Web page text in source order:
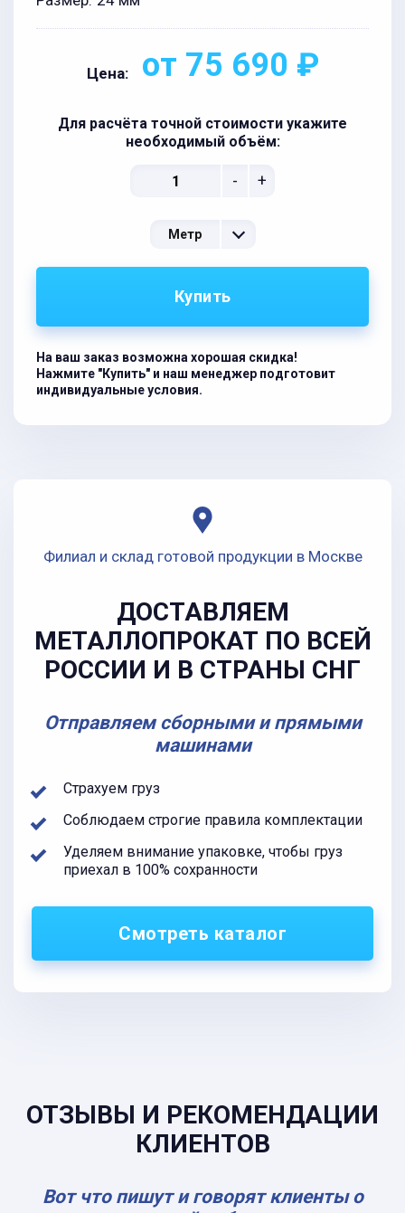
Цена: от 75 690 ₽
Для расчёта точной стоимости укажите
необходимый объём:
- +
Метр
Купить
На ваш заказ возможна хорошая скидка!
Нажмите "Купить" и наш менеджер подготовит
индивидуальные условия.
Филиал и склад готовой продукции в Москве
ДОСТАВЛЯЕМ
МЕТАЛЛОПРОКАТ ПО ВСЕЙ
РОССИИ И В СТРАНЫ СНГ
Отправляем сборными и прямыми
машинами
Страхуем груз
Соблюдаем строгие правила комплектации
Уделяем внимание упаковке, чтобы груз
приехал в 100% сохранности
Смотреть каталог
ОТЗЫВЫ И РЕКОМЕНДАЦИИ
КЛИЕНТОВ
Вот что пишут и говорят клиенты о